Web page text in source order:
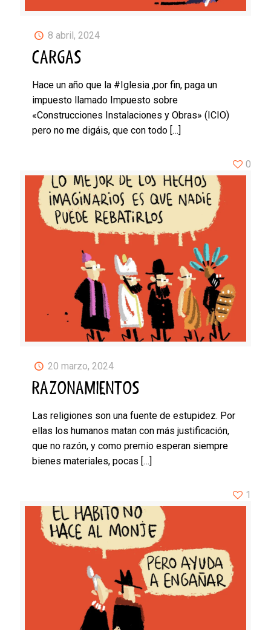
8 abril, 2024
CARGAS
Hace un año que la #Iglesia ,por fin, paga un
impuesto llamado Impuesto sobre
«Construcciones Instalaciones y Obras» (ICIO)
pero no me digáis, que con todo […]
20 marzo, 2024
RAZONAMIENTOS
Las religiones son una fuente de estupidez. Por
ellas los humanos matan con más justificación,
que no razón, y como premio esperan siempre
bienes materiales, pocas […]
0
1